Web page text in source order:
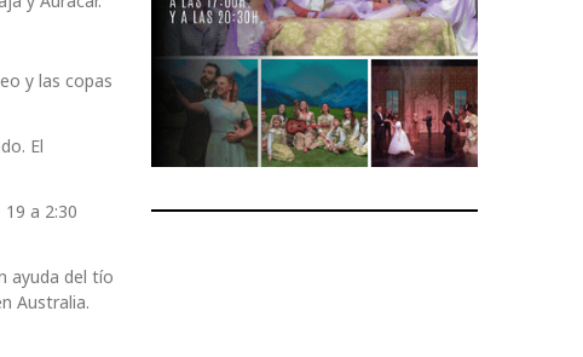
y las copas
El
a 2:30
ayuda del tío
Australia.